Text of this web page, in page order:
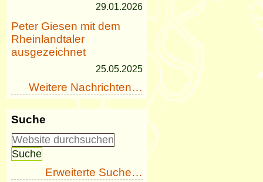
29.01.2026
Peter Giesen mit dem
Rheinlandtaler
ausgezeichnet
25.05.2025
Weitere Nachrichten…
Suche
Erweiterte Suche…